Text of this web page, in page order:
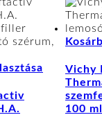
Ennek
terméknek
több
Vichy
100 ml